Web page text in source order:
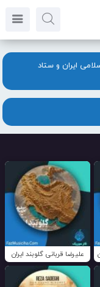
ایران و ستاد
علیرضا قربانی گلوبند ایران